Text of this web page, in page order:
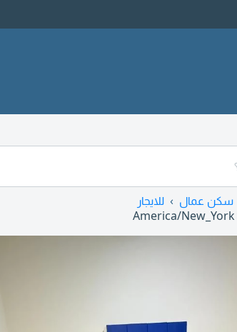
سكن عمال
للايجار